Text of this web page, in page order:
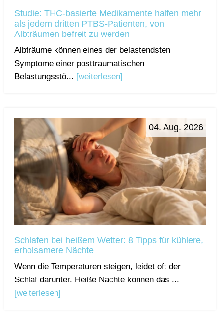
Studie: THC-basierte Medikamente halfen mehr
als jedem dritten PTBS-Patienten, von
Albträumen befreit zu werden
Albträume können eines der belastendsten
Symptome einer posttraumatischen
Belastungsstö... [weiterlesen]
04. Aug. 2026
Schlafen bei heißem Wetter: 8 Tipps für kühlere,
erholsamere Nächte
Wenn die Temperaturen steigen, leidet oft der
Schlaf darunter. Heiße Nächte können das ...
[weiterlesen]